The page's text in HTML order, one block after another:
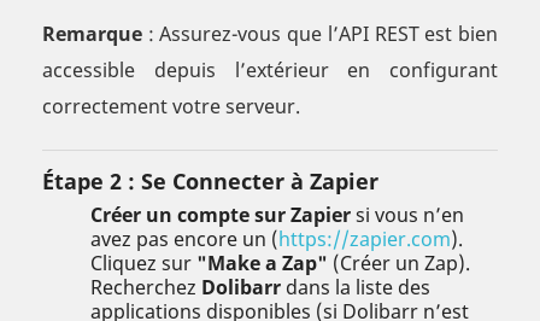
Remarque : Assurez-vous que l’API REST est bien
accessible depuis l’extérieur en configurant
correctement votre serveur.
Étape 2 : Se Connecter à Zapier
Créer un compte sur Zapiersi vous n’en
avez pas encore un (https://zapier.com).
Cliquez sur "Make a Zap" (Créer un Zap).
Recherchez Dolibarr dans la liste des
applications disponibles (si Dolibarr n’est